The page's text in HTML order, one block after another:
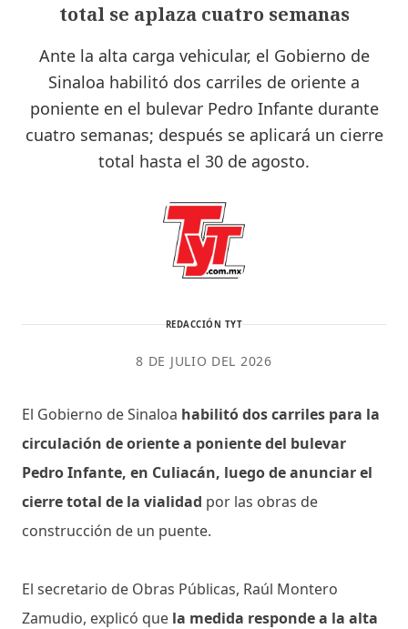
total se aplaza cuatro semanas
Ante la alta carga vehicular, el Gobierno de
Sinaloa habilitó dos carriles de oriente a
poniente en el bulevar Pedro Infante durante
cuatro semanas; después se aplicará un cierre
total hasta el 30 de agosto.
REDACCIÓN TYT
8 DE JULIO DEL 2026
El Gobierno de Sinaloa habilitó dos carriles para la
circulación de oriente a poniente del bulevar
Pedro Infante, en Culiacán, luego de anunciar el
cierre total de la vialidad por las obras de
construcción de un puente.
El secretario de Obras Públicas, Raúl Montero
Zamudio, explicó que la medida responde a la alta